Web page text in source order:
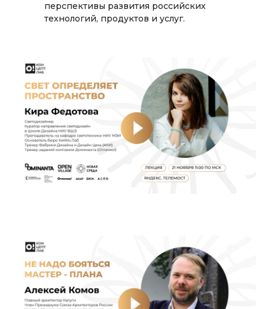
перспективы развития российских
технологий, продуктов и услуг.